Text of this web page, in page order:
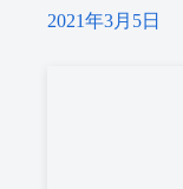
2021年3月5日